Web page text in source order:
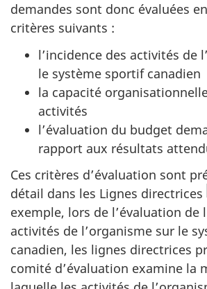
demandes sont donc évaluées
critères suivants :
l’incidence des activités de
le système sportif canadien
la capacité
activités
l’évaluation du budget
rapport aux résultats
Ces critères d’évaluation sont
détail dans les Lignes directrices
exemple, lors de l’évaluation de
activités de l’organisme sur le
canadien, les lignes directrices
comité d’évaluation examine la